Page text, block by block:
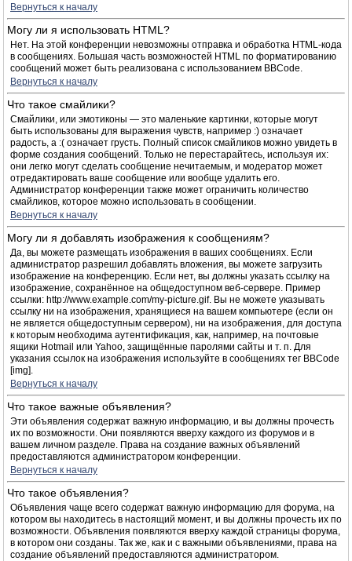
Вернуться к началу
Могу ли я использовать HTML?
Нет. На этой конференции невозможны отправка и обработка HTML-кода
в сообщениях. Большая часть возможностей HTML по форматированию
сообщений может быть реализована с использованием BBCode.
Вернуться к началу
Что такое смайлики?
Смайлики, или эмотиконы — это маленькие картинки, которые могут
быть использованы для выражения чувств, например :) означает
радость, а :( означает грусть. Полный список смайликов можно увидеть в
форме создания сообщений. Только не перестарайтесь, используя их:
они легко могут сделать сообщение нечитаемым, и модератор может
отредактировать ваше сообщение или вообще удалить его.
Администратор конференции также может ограничить количество
смайликов, которое можно использовать в сообщении.
Вернуться к началу
Могу ли я добавлять изображения к сообщениям?
Да, вы можете размещать изображения в ваших сообщениях. Если
администратор разрешил добавлять вложения, вы можете загрузить
изображение на конференцию. Если нет, вы должны указать ссылку на
изображение, сохранённое на общедоступном веб-сервере. Пример
ссылки: http://www.example.com/my-picture.gif. Вы не можете указывать
ссылку ни на изображения, хранящиеся на вашем компьютере (если он
не является общедоступным сервером), ни на изображения, для доступа
к которым необходима аутентификация, как, например, на почтовые
ящики Hotmail или Yahoo, защищённые паролями сайты и т. п. Для
указания ссылок на изображения используйте в сообщениях тег BBCode
[img].
Вернуться к началу
Что такое важные объявления?
Эти объявления содержат важную информацию, и вы должны прочесть
их по возможности. Они появляются вверху каждого из форумов и в
вашем личном разделе. Права на создание важных объявлений
предоставляются администратором конференции.
Вернуться к началу
Что такое объявления?
Объявления чаще всего содержат важную информацию для форума, на
котором вы находитесь в настоящий момент, и вы должны прочесть их по
возможности. Объявления появляются вверху каждой страницы форума,
в котором они созданы. Так же, как и с важными объявлениями, права на
создание объявлений предоставляются администратором.